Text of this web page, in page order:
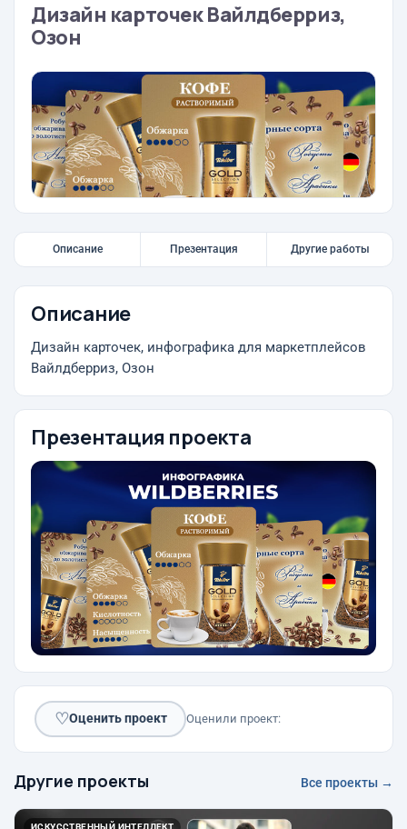
Дизайн карточек Вайлдберриз,
Озон
Описание Презентация Другие работы
Описание
Дизайн карточек, инфографика для маркетплейсов
Вайлдберриз, Озон
Презентация проекта
♡Оценить проект Оценили проект:
Другие проекты Все проекты →
ИСКУССТВЕННЫЙ ИНТЕЛЛЕКТ